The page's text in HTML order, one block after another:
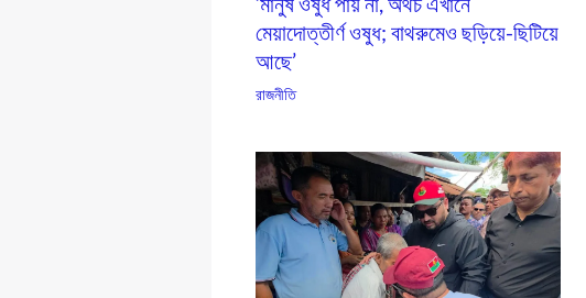
মেয়াদোত্তীর্ণ ওষুধ; বাথরুমেও ছড়িয়ে-ছিটিয়ে
আছে’
রাজনীতি